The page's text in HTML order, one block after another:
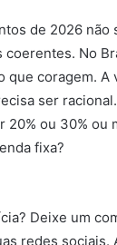
de 2026 não
coerentes. No
que coragem. A
ser
20% ou 30% ou
fixa?
Deixe um
redes sociais.